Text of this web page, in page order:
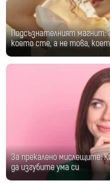
Подсъзнателният
което сте, а не това,
За прекалено мислещите:
да изгубите ума си